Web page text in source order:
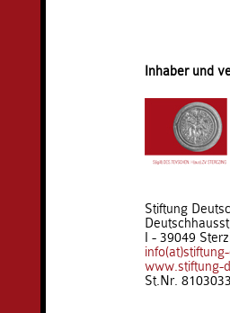
Inhaber und
Stiftung
I - 39049
www.stiftung-
St.Nr.